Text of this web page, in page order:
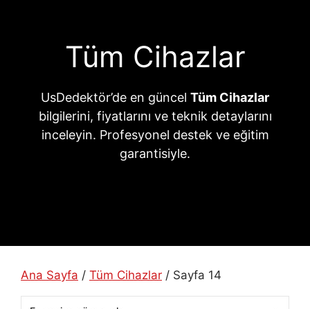
Tüm Cihazlar
UsDedektör’de en güncel Tüm Cihazlar
bilgilerini, fiyatlarını ve teknik detaylarını
inceleyin. Profesyonel destek ve eğitim
garantisiyle.
Ana Sayfa / Tüm Cihazlar / Sayfa 14